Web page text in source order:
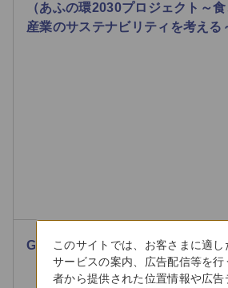
（あふの環2030プロジェクト～
産業のサステナビリティを考える
GAP パートナー
このサイトでは、お客さまに適
サービスの案内、広告配信等を行
者から提供された位置情報や広